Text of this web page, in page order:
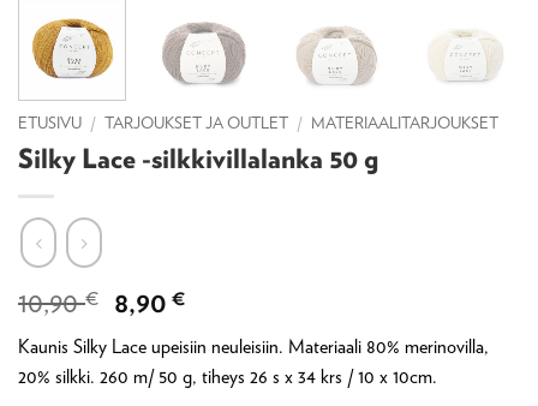
ETUSIVU / TARJOUKSET JA OUTLET / MATERIAALITARJOUKSET
Silky Lace -silkkivillalanka 50 g
10,90€
Alkuperäinen
oli:
10,90 €.
8,90€
on:
8,90 €.
Kaunis Silky Lace upeisiin neuleisiin. Materiaali 80% merinovilla,
20% silkki. 260 m/ 50 g, tiheys 26 s x 34 krs / 10 x 10cm.